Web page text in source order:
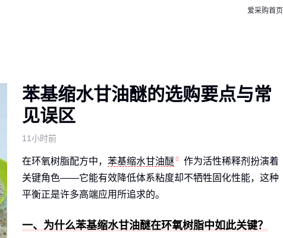
爱采购首页
苯基缩水甘油醚的选购要点与常
见误区
11小时前
在环氧树脂配方中， 苯基缩水甘油醚
作为活性稀释剂扮演着
关键角色——它能有效降低体系粘度却不牺牲固化性能，这种
平衡正是许多高端应用所追求的。
一、为什么苯基缩水甘油醚在环氧树脂中如此关键？